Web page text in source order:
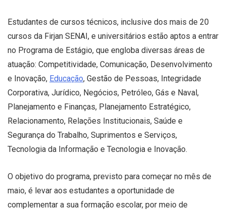
Estudantes de cursos técnicos, inclusive dos mais de 20
cursos da Firjan SENAI, e universitários estão aptos a entrar
no Programa de Estágio, que engloba diversas áreas de
atuação: Competitividade, Comunicação, Desenvolvimento
e Inovação, Educação, Gestão de Pessoas, Integridade
Corporativa, Jurídico, Negócios, Petróleo, Gás e Naval,
Planejamento e Finanças, Planejamento Estratégico,
Relacionamento, Relações Institucionais, Saúde e
Segurança do Trabalho, Suprimentos e Serviços,
Tecnologia da Informação e Tecnologia e Inovação.
O objetivo do programa, previsto para começar no mês de
maio, é levar aos estudantes a oportunidade de
complementar a sua formação escolar, por meio de